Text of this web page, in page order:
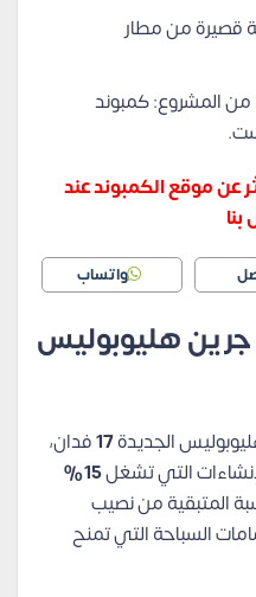
قصيرة من مطار
من المشروع: كمبوند
موقع الكمبوند عند
بنا
واتساب
هليوبوليس
الجديدة17فدان،
التي تشغل15%
المتبقية من نصيب
السباحة التي تمنح